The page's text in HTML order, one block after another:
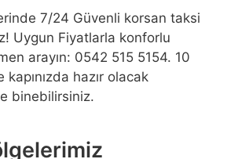
7/24 Güvenli korsan taksi
Uygun Fiyatlarla konforlu
arayın: 0542 515 5154. 10
hazır olacak
binebilirsiniz.